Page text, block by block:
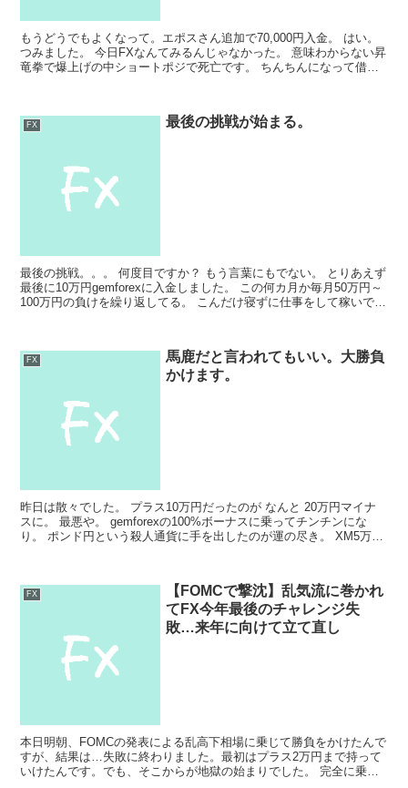
もうどうでもよくなって。エポスさん追加で70,000円入金。 はい。
つみました。 今日FXなんてみるんじゃなかった。 意味わからない昇
竜拳で爆上げの中ショートポジで死亡です。 ちんちんになって借金
FX 最後の挑戦が始まる。
最後の挑戦。。。 何度目ですか？ もう言葉にもでない。 とりあえず
最後に10万円gemforexに入金しました。 この何カ月か毎月50万円～
100万円の負けを繰り返してる。 こんだけ寝ずに仕事をして稼いでる
FX
馬鹿だと言われてもいい。大勝負
かけます。
昨日は散々でした。 プラス10万円だったのが なんと 20万円マイナ
スに。 最悪や。 gemforexの100%ボーナスに乗ってチンチンにな
り。 ポンド円という殺人通貨に手を出したのが運の尽き。 XM5万円
FX
【FOMCで撃沈】乱気流に巻かれ
てFX今年最後のチャレンジ失
敗…来年に向けて立て直し
本日明朝、FOMCの発表による乱高下相場に乗じて勝負をかけたんで
すが、結果は…失敗に終わりました。最初はプラス2万円まで持って
いけたんです。でも、そこからが地獄の始まりでした。 完全に乗り